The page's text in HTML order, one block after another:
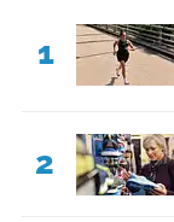
1
2